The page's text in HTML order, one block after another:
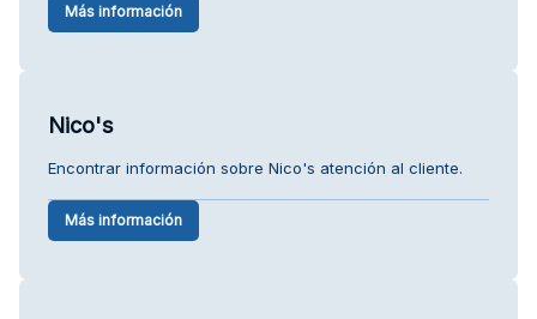
Más información
Nico's
Encontrar información sobre Nico's atención al cliente.
Más información